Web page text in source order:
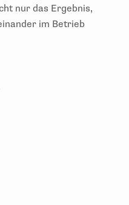
nur das Ergebnis,
im Betrieb